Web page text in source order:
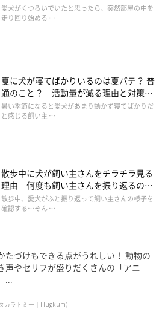
愛犬がくつろいでいたと思ったら、突然部屋の中を
走り回り始める …
夏に犬が寝てばかりいるのは夏バテ？ 普
通のこと？ 活動量が減る理由と対策と
は
暑い季節になると愛犬があまり動かず寝てばかりだ
と感じる飼い主 …
散歩中に犬が飼い主さんをチラチラ見る
理由 何度も飼い主さんを振り返るのは
なぜ？
散歩中、愛犬がふと振り返って飼い主さんの様子を
確認する…そん …
たづけもできる点がうれしい！ 動物の
声やセリフが盛りだくさんの「アニ
カラトミー｜Hugkum)